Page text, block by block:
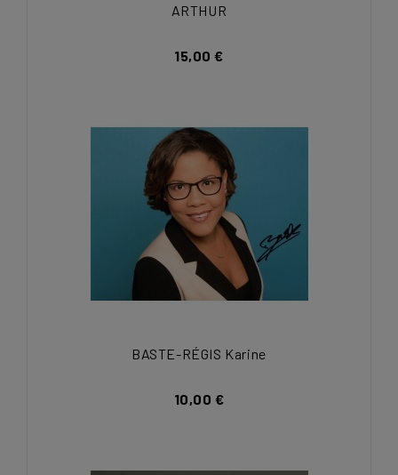
ARTHUR
15,00 €
BASTE-RÉGIS Karine
10,00 €